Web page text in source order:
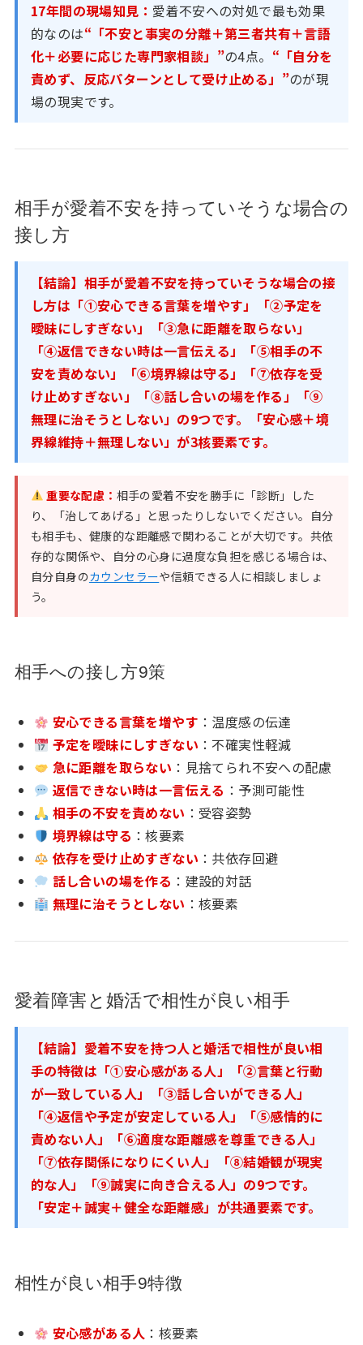
17年間の現場知見： 愛着不安への対処で最も効果
的なのは“「不安と事実の分離＋第三者共有＋言語
化＋必要に応じた専門家相談」”の4点。 “「自分を
責めず、反応パターンとして受け止める」”のが現
場の現実です。
相手が愛着不安を持っていそうな場合の
接し方
【結論】相手が愛着不安を持っていそうな場合の接
し方は「①安心できる言葉を増やす」「②予定を
曖昧にしすぎない」「③急に距離を取らない」
「④返信できない時は一言伝える」「⑤相手の不
安を責めない」「⑥境界線は守る」「⑦依存を受
け止めすぎない」「⑧話し合いの場を作る」「⑨
無理に治そうとしない」の9つです。「安心感＋境
界線維持＋無理しない」が3核要素です。
重要な配慮： 相手の愛着不安を勝手に「診断」した
り、「治してあげる」と思ったりしないでください。自分
も相手も、健康的な距離感で関わることが大切です。共依
存的な関係や、自分の心身に過度な負担を感じる場合は、
自分自身のカウンセラーや信頼できる人に相談しましょ
う。
相手への接し方9策
安心できる言葉を増やす ：温度感の伝達
予定を曖昧にしすぎない ：不確実性軽減
急に距離を取らない ：見捨てられ不安への配慮
返信できない時は一言伝える ：予測可能性
相手の不安を責めない ：受容姿勢
境界線は守る ：核要素
依存を受け止めすぎない ：共依存回避
話し合いの場を作る ：建設的対話
無理に治そうとしない ：核要素
愛着障害と婚活で相性が良い相手
【結論】愛着不安を持つ人と婚活で相性が良い相
手の特徴は「①安心感がある人」「②言葉と行動
が一致している人」「③話し合いができる人」
「④返信や予定が安定している人」「⑤感情的に
責めない人」「⑥適度な距離感を尊重できる人」
「⑦依存関係になりにくい人」「⑧結婚観が現実
的な人」「⑨誠実に向き合える人」の9つです。
「安定＋誠実＋健全な距離感」が共通要素です。
相性が良い相手9特徴
安心感がある人 ：核要素